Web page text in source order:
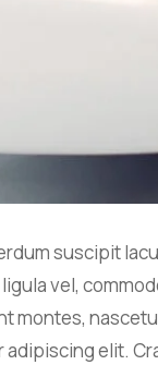
suscipit
vel,
montes,
elit.